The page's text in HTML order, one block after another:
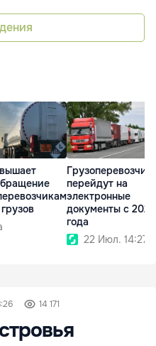
перейдут на
электронные
документы с 2027
года
22 Июл. 14:27
14 171